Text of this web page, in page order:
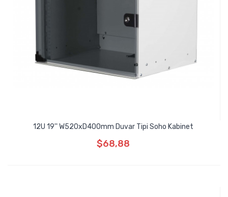
12U 19'' W520xD400mm Duvar Tipi Soho Kabinet
$68,88